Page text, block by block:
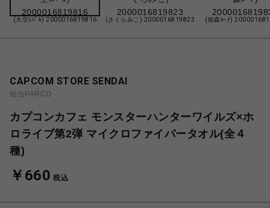
(大空ｽﾊﾞﾙ) 2000016819816 (さくらみこ) 2000016819823 (姫森ﾙｰﾅ)
CAPCOM STORE SENDAI
仙台PARCO
カプコンカフェ モンスターハンターワイルズ×ホ
ロライブ第2弾 マイクロファイバータオル(全４
種)
￥660 税込